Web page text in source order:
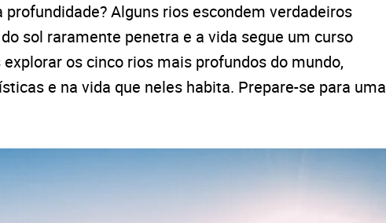
Alguns rios escondem verdadeiros
sol raramente penetra e a vida segue um curso
os cinco rios mais profundos do mundo,
e na vida que neles habita. Prepare-se para uma